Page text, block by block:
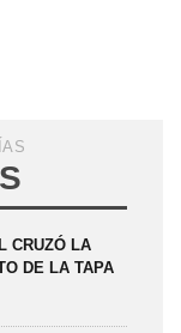
CRUZÓ LA
DE LA TAPA